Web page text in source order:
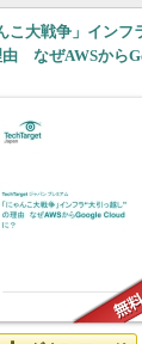
こ大戦争」インフ
由 なぜAWSから